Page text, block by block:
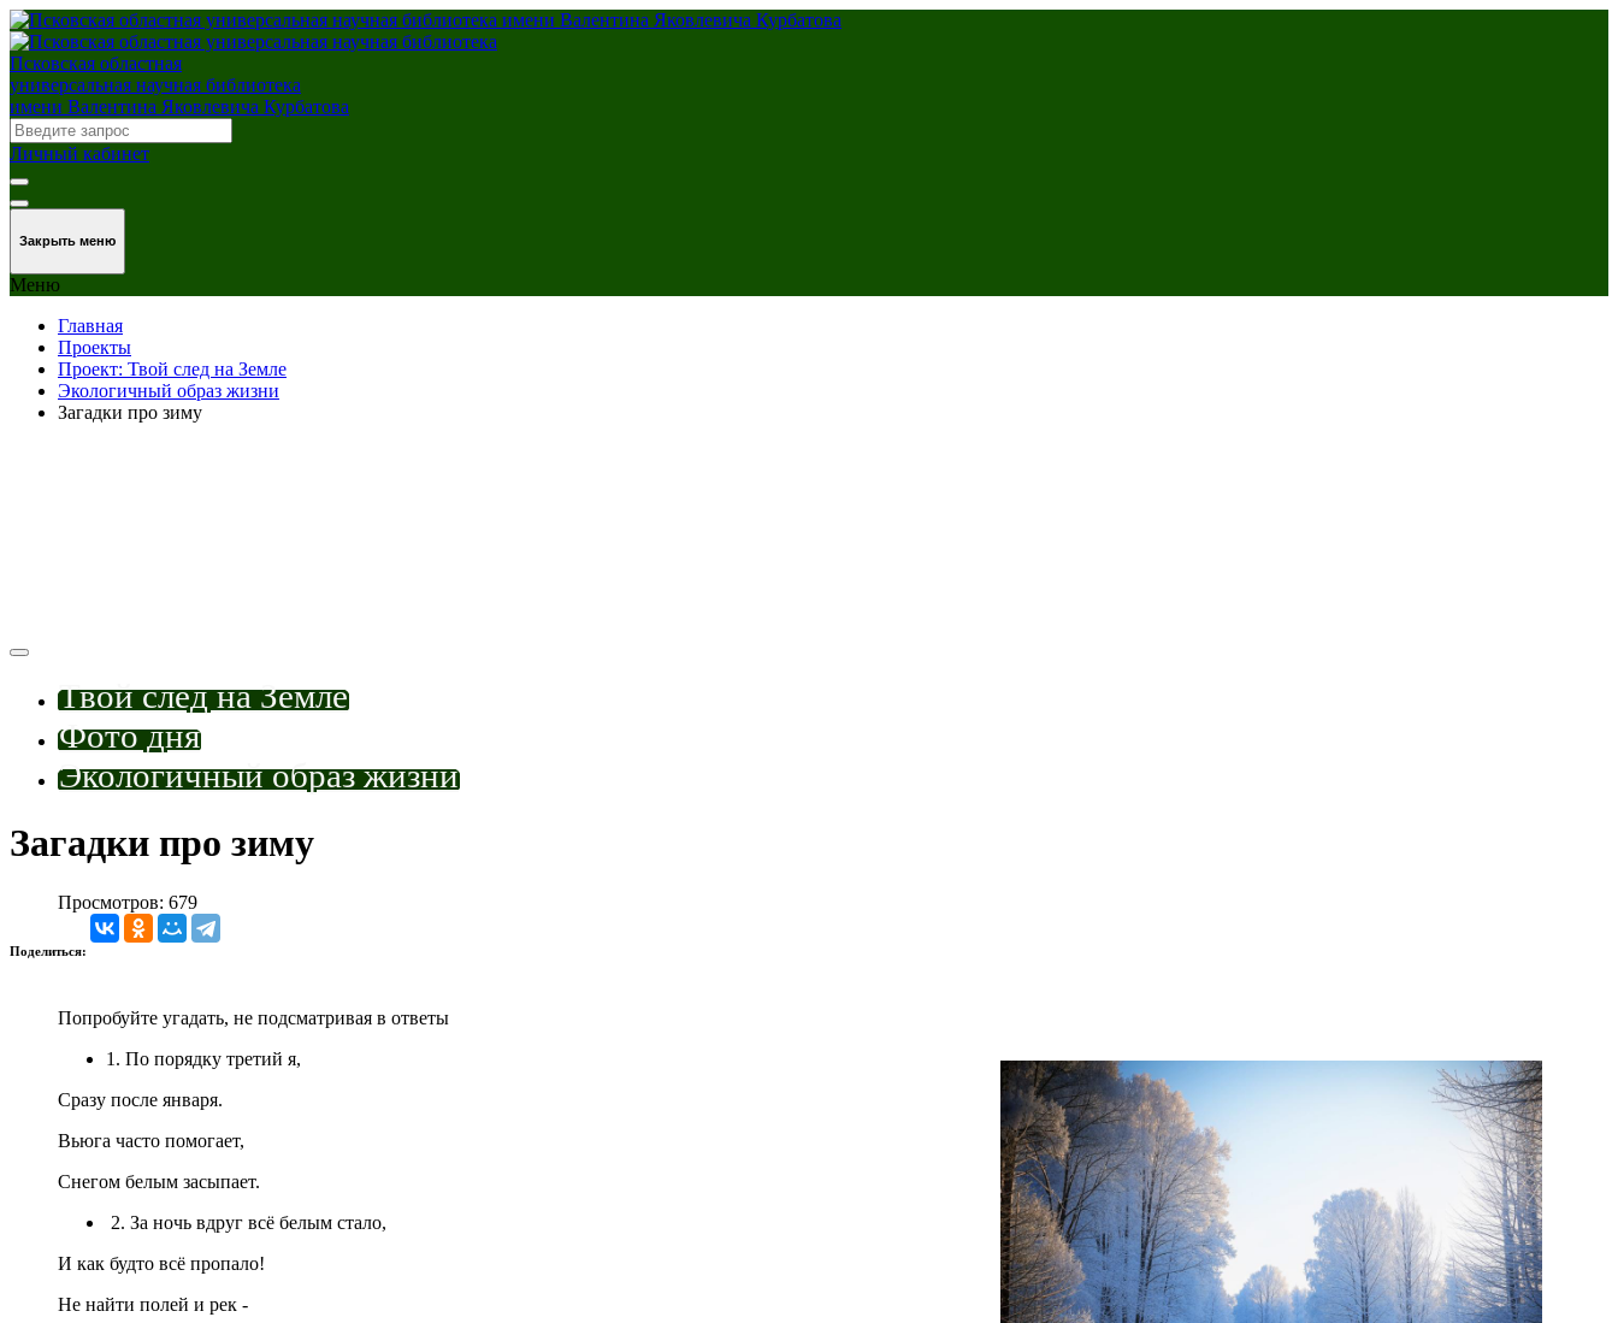
Псковская областная
универсальная научная библиотека
имени Валентина Яковлевича Курбатова
Личный кабинет
Закрыть меню
Меню
Главная
Проекты
Проект: Твой след на Земле
Экологичный образ жизни
Загадки про зиму
Твой след на Земле
Фото дня
Экологичный образ жизни
Загадки про зиму
Просмотров: 679
Поделиться:
Попробуйте угадать, не подсматривая в ответы
1. По порядку третий я,
Сразу после января.
Вьюга часто помогает,
Снегом белым засыпает.
2. За ночь вдруг всё белым стало,
И как будто всё пропало!
Не найти полей и рек -